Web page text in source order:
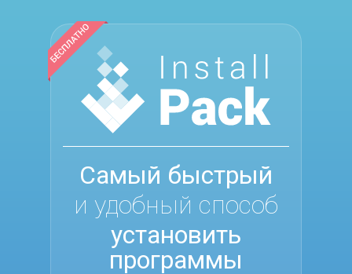
Самый быстрый
и удобный способ
установить
программы